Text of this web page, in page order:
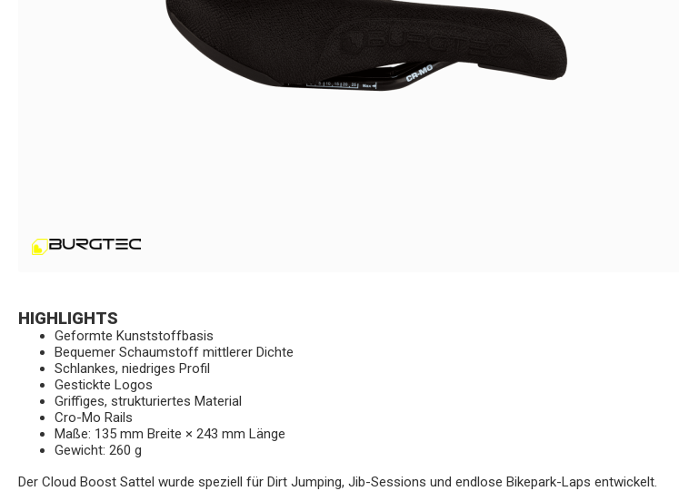
HIGHLIGHTS
Geformte Kunststoffbasis
Bequemer Schaumstoff mittlerer Dichte
Schlankes, niedriges Profil
Gestickte Logos
Griffiges, strukturiertes Material
Cro-Mo Rails
Maße: 135 mm Breite × 243 mm Länge
Gewicht: 260 g
Der Cloud Boost Sattel wurde speziell für Dirt Jumping, Jib-Sessions und endlose Bikepark-Laps entwickelt.